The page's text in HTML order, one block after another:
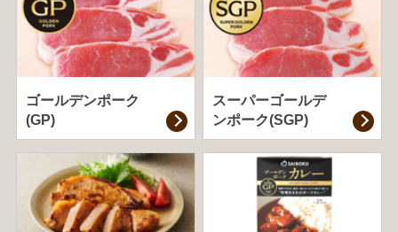
ゴールデンポーク
(GP)
スーパーゴールデ
ンポーク(SGP)